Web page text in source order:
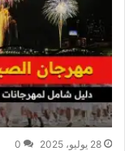
28 يوليو، 2025 0